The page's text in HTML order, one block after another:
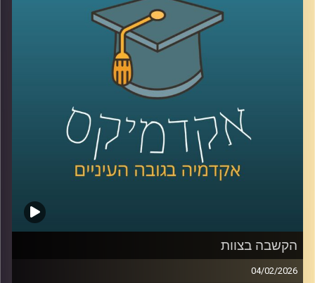
בבית המשפט העליון, אז מה אפשר ללמוד מהמספרים, האם
זה משבר רגעי או מגמה ארוכה, למה אמון נהיה תלוי מחנה
פוליטי, ומה המשמעות של זה לתחושת הייצוג, לציות לחוק,
ולחוסן החברתי, כדי לעשות סדר הזמנו את פרופ׳ אמנון כוורי,
פרופסור חבר וראש המכון לחירות ואחריות בבית ספר לאודר
לממשל ודיפלומטיה באוניברסיטת רייכמן, וביחד ננסה להבין
מה עומד מאחורי הנתונים, מה המדינה והחברה יכולות לעשות
כדי לשקם את האמון שלנו?
הקשבה בצוות
04/02/2026